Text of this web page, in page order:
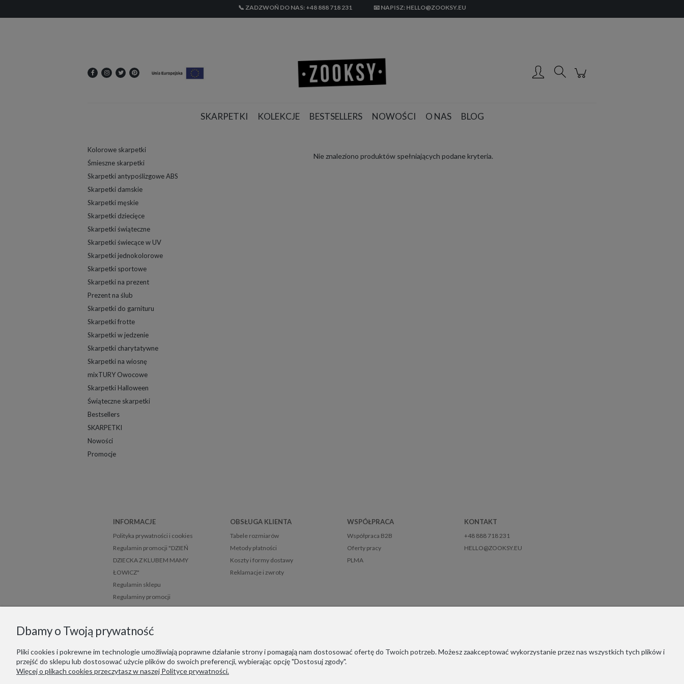
📞 ZADZWOŃ DO NAS: +48 888 718 231 📧 NAPISZ: HELLO@ZOOKSY.EU
SKARPETKI KOLEKCJE BESTSELLERS NOWOŚCI O NAS BLOG
Kolorowe skarpetki
Śmieszne skarpetki
Skarpetki antypoślizgowe ABS
Skarpetki damskie
Skarpetki męskie
Skarpetki dziecięce
Skarpetki świąteczne
Skarpetki świecące w UV
Skarpetki jednokolorowe
Skarpetki sportowe
Skarpetki na prezent
Prezent na ślub
Skarpetki do garnituru
Skarpetki frotte
Skarpetki w jedzenie
Skarpetki charytatywne
Skarpetki na wiosnę
mixTURY Owocowe
Skarpetki Halloween
Świąteczne skarpetki
Bestsellers
SKARPETKI
Nowości
Promocje
Nie znaleziono produktów spełniających podane kryteria.
INFORMACJE
Polityka prywatności i cookies
Regulamin promocji "DZIEŃ
DZIECKA Z KLUBEM MAMY
ŁOWICZ"
Regulamin sklepu
Regulaminy promocji
Mapa strony
OBSŁUGA KLIENTA
Tabele rozmiarów
Metody płatności
Koszty i formy dostawy
Reklamacje i zwroty
WSPÓŁPRACA
Współpraca B2B
Oferty pracy
PLMA
KONTAKT
+48 888 718 231
HELLO@ZOOKSY.EU
Jesteśmy zarejestrowani w niemieckim systemie LUCID (Verpackungsregister): DE1916650756162
Dbamy o Twoją prywatność
Pliki cookies i pokrewne im technologie umożliwiają poprawne działanie strony i pomagają nam dostosować ofertę do Twoich potrzeb. Możesz zaakceptować wykorzystanie przez nas wszystkich tych plików i
przejść do sklepu lub dostosować użycie plików do swoich preferencji, wybierając opcję "Dostosuj zgody".
Więcej o plikach cookies przeczytasz w naszej Polityce prywatności.